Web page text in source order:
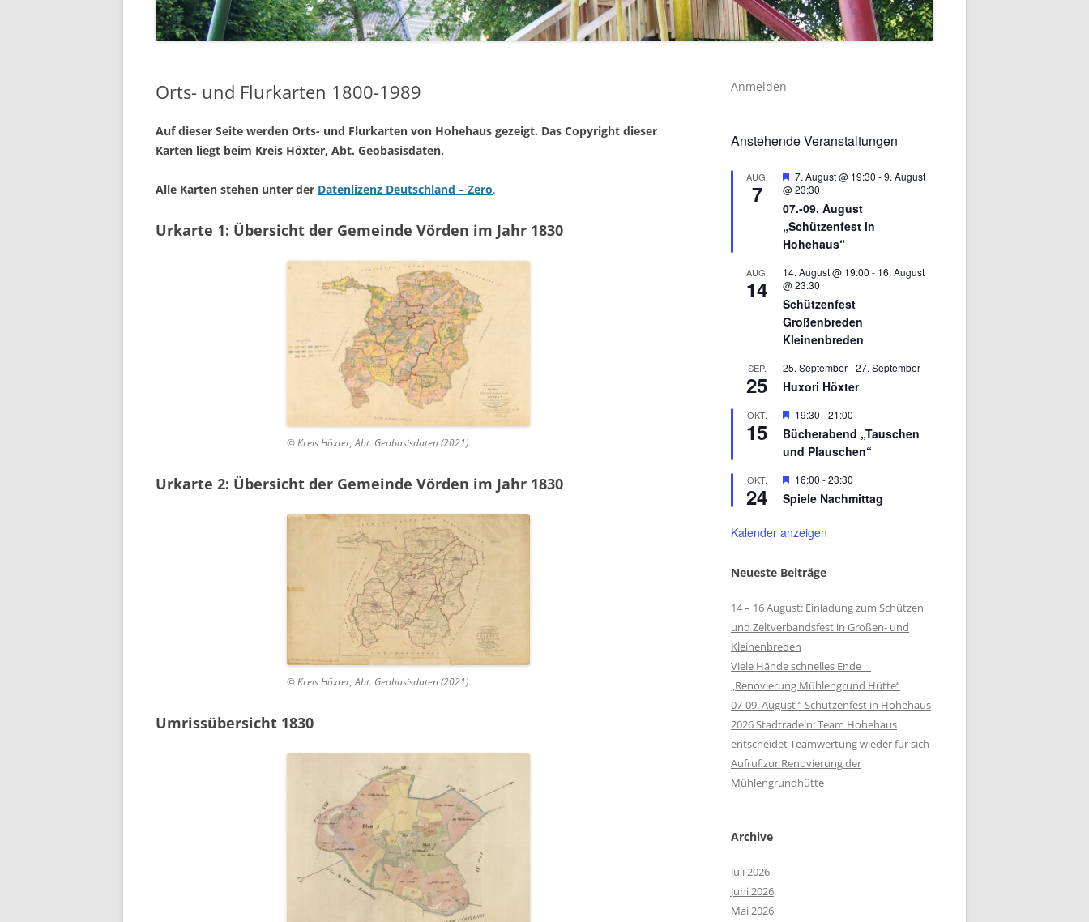
1971 – 1980
1961 – 1970
1800 – 1899
STERNSINGER / HEILIGE DREI
KÖNIGE
EHRENMAL
SCHULE
SCHUTZHÜTTE
UNSER DORF HAT ZUKUNFT
LUFTBILDER
Orts- und Flurkarten 1800-1989
Auf dieser Seite werden Orts- und Flurkarten von Hohehaus gezeigt. Das Copyright dieser
Karten liegt beim Kreis Höxter, Abt. Geobasisdaten.
Alle Karten stehen unter der Datenlizenz Deutschland – Zero.
Urkarte 1: Übersicht der Gemeinde Vörden im Jahr 1830
© Kreis Höxter, Abt. Geobasisdaten (2021)
Urkarte 2: Übersicht der Gemeinde Vörden im Jahr 1830
© Kreis Höxter, Abt. Geobasisdaten (2021)
Umrissübersicht 1830
Anmelden
Anstehende Veranstaltungen
AUG.
7
Hervorgehoben
7. August @ 19:30 -9. August
@ 23:30
07.-09. August
„Schützenfest in
Hohehaus“
AUG.
14
14. August @ 19:00 - 16. August
@ 23:30
Schützenfest
Großenbreden
Kleinenbreden
SEP.
25
25. September-27. September
Huxori Höxter
OKT.
15
Hervorgehoben
19:30 -21:00
Bücherabend „Tauschen
und Plauschen“
OKT.
24
Hervorgehoben
16:00 -23:30
Spiele Nachmittag
Kalender anzeigen
Neueste Beiträge
14 – 16 August: Einladung zum Schützen
und Zeltverbandsfest in Großen- und
Kleinenbreden
Viele Hände schnelles Ende
„Renovierung Mühlengrund Hütte“
07-09. August “ Schützenfest in Hohehaus
2026 Stadtradeln: Team Hohehaus
entscheidet Teamwertung wieder für sich
Aufruf zur Renovierung der
Mühlengrundhütte
Archive
Juli 2026
Juni 2026
Mai 2026